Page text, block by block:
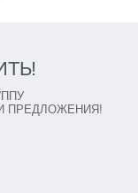
ПРЕДЛОЖЕНИЯ!